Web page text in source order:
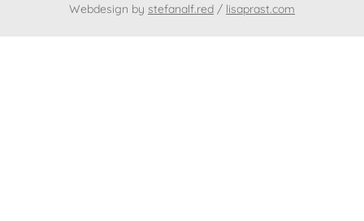
Webdesign by stefanalf.red / lisaprast.com